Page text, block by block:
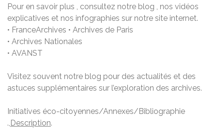
Pour en savoir plus , consultez notre blog , nos vidéos
explicatives et nos infographies sur notre site internet.
• FranceArchives • Archives de Paris
• Archives Nationales
• AVANST
Visitez souvent notre blog pour des actualités et des
astuces supplémentaires sur l’exploration des archives.
Initiatives éco-citoyennes/Annexes/Bibliographie
., Description.